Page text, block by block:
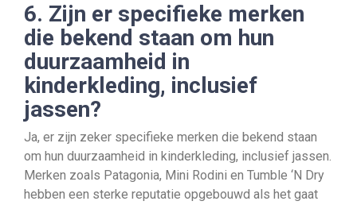
6. Zijn er specifieke merken
die bekend staan om hun
duurzaamheid in
kinderkleding, inclusief
jassen?
Ja, er zijn zeker specifieke merken die bekend staan
om hun duurzaamheid in kinderkleding, inclusief jassen.
Merken zoals Patagonia, Mini Rodini en Tumble ‘N Dry
hebben een sterke reputatie opgebouwd als het gaat